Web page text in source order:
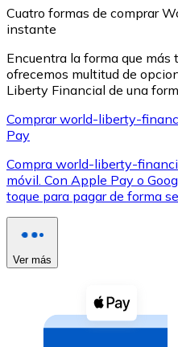
Ver todo
Compra
Transferencia SEPA
Cuatro formas de comprar
instante
Encuentra la forma que más
ofrecemos multitud de
Liberty Financial de una
Comprar world-liberty-
Pay
Compra world-liberty-
móvil. Con Apple Pay o
toque para pagar de forma
Ver más